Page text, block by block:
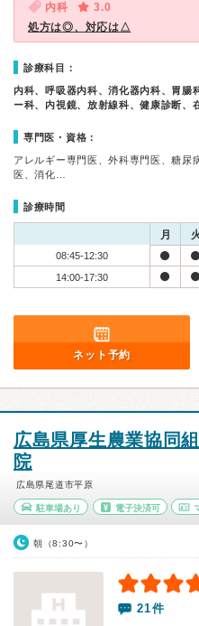
内科
3.0
処方は◎、対応は△
診療科目：
内科、呼吸器内科、消化器内科、胃腸
ー科、内視鏡、放射線科、健康診断、
専門医・資格：
アレルギー専門医、外科専門医、糖尿
医、消化…
診療時間
月
08:45-12:30
14:00-17:30
ネット予約
広島県厚生農業協同
院
広島県尾道市平原
駐車場あり 電子決済可
朝（8:30〜）
21件